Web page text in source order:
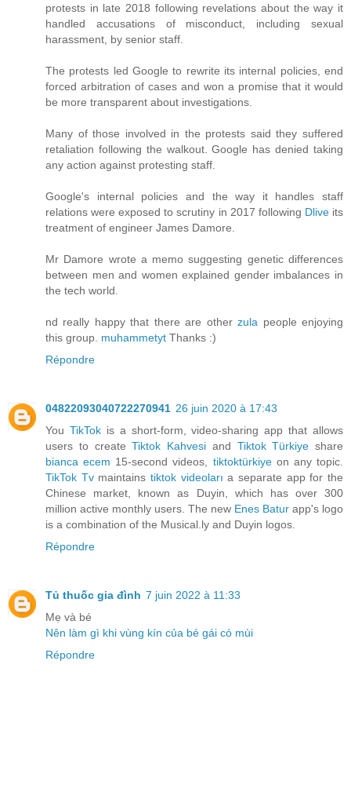
protests in late 2018 following revelations about the way it
handled accusations of misconduct, including sexual
harassment, by senior staff.
The protests led Google to rewrite its internal policies, end
forced arbitration of cases and won a promise that it would
be more transparent about investigations.
Many of those involved in the protests said they suffered
retaliation following the walkout. Google has denied taking
any action against protesting staff.
Google's internal policies and the way it handles staff
relations were exposed to scrutiny in 2017 following Dliveits
treatment of engineer James Damore.
Mr Damore wrote a memo suggesting genetic differences
between men and women explained gender imbalances in
the tech world.
nd really happy that there are otherzula people enjoying
this group. muhammetyt Thanks :)
Répondre
04822093040722270941 26 juin 2020 à 17:43
You TikTokis a short-form, video-sharing app that allows
users to createTiktok Kahvesi and Tiktok Türkiye share
bianca ecem 15-second videos, tiktoktürkiyeon any topic.
TikTok Tvmaintainstiktok videoları a separate app for the
Chinese market, known as Duyin, which has over 300
million active monthly users. The new Enes Batur app's logo
is a combination of the Musical.ly and Duyin logos.
Répondre
Tủ thuốc gia đình 7 juin 2022 à 11:33
Mẹ và bé
Nên làm gì khi vùng kín của bé gái có mùi
Répondre